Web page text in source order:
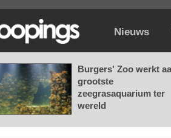
Nieuws
Burgers' Zoo werkt
grootste
zeegrasaquarium ter
wereld